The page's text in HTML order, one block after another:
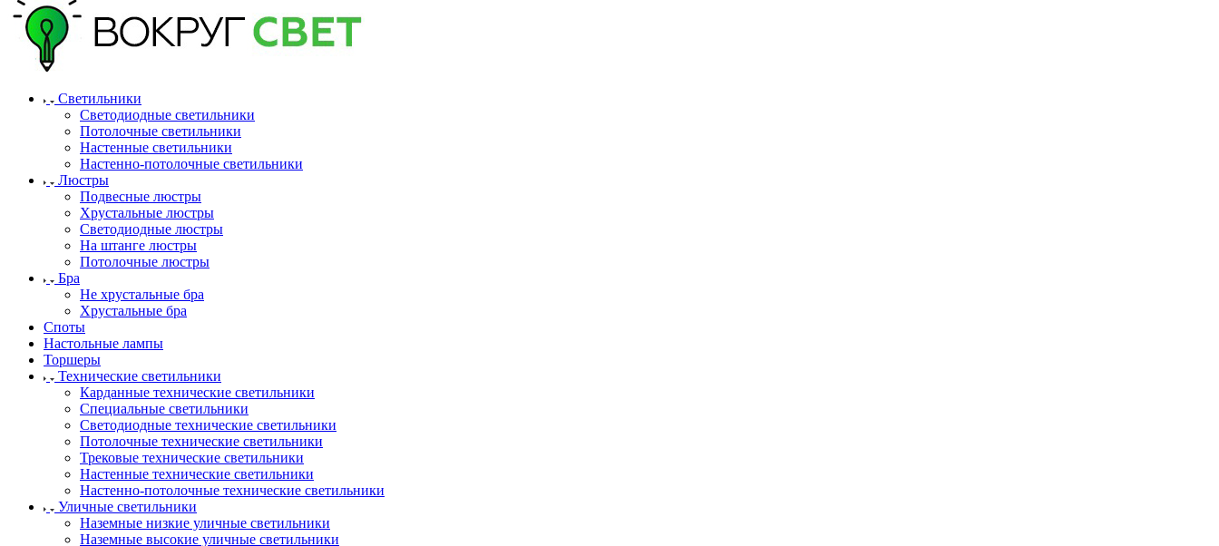
Светильники
Светодиодные светильники
Потолочные светильники
Настенные светильники
Настенно-потолочные светильники
Люстры
Подвесные люстры
Хрустальные люстры
Светодиодные люстры
На штанге люстры
Потолочные люстры
Бра
Не хрустальные бра
Хрустальные бра
Споты
Настольные лампы
Торшеры
Технические светильники
Карданные технические светильники
Специальные светильники
Светодиодные технические светильники
Потолочные технические светильники
Трековые технические светильники
Настенные технические светильники
Настенно-потолочные технические светильники
Уличные светильники
Наземные низкие уличные светильники
Наземные высокие уличные светильники